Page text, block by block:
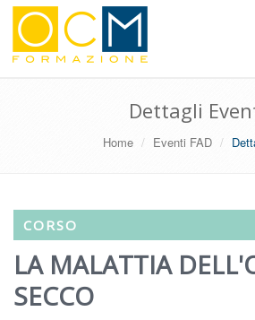
Dettagli
Home Eventi FAD
CORSO
LA MALATTIA
SECCO